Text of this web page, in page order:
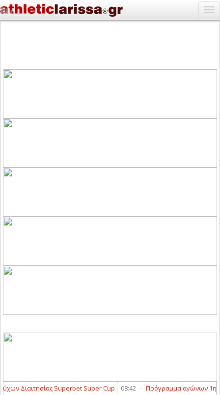
Διαιτησίας Superbet Super Cup 08:42 - Πρόγραμμα αγώνων 1ης φάσης